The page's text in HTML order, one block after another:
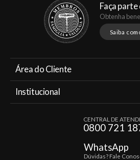
Faça
Obtenha
Saiba
Área do Cliente
Institucional
Política de PrivacidadeCENTRAL DE
0800 721
WhatsApp
Dúvidas? Fale